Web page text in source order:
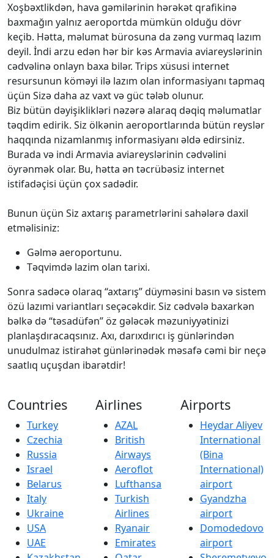
Xoşbəxtlikdən, hava gəmilərinin hərəkət qrafikinə
baxmağın yalnız aeroportda mümkün olduğu dövr
keçib. Hətta, məlumat bürosuna da zəng vurmaq lazım
deyil. İndi arzu edən hər bir kəs Armavia aviareyslərinin
cədvəlinə onlayn baxa bilər. Trips xüsusi internet
resursunun köməyi ilə lazım olan informasiyanı tapmaq
üçün Sizə daha az vaxt və güc tələb olunur.
Biz bütün dəyişiklikləri nəzərə alaraq dəqiq məlumatlar
təqdim edirik. Siz ölkənin aeroportlarında bütün reyslər
haqqında nizamlanmış informasiyanı əldə edirsiniz.
Burada və indi Armavia aviareyslərinin cədvəlini
öyrənmək olar. Bu, hətta ən təcrübəsiz internet
istifadəçisi üçün çox sadədir.
Bunun üçün Siz axtarış parametrlərini sahələrə daxil
etməlisiniz:
Gəlmə aeroportunu.
Təqvimdə lazim olan tarixi.
Sonra sadəcə olaraq “axtarış” düyməsini basın və sistem
özü lazımi variantları seçəcəkdir. Siz cədvələ baxarkən
bəlkə də “təsadüfən” öz gələcək məzuniyyətinizi
planlaşdıracaqsınız. Axı, darıxdırıcı iş günlərindən
unudulmaz istirahət günlərinədək məsafə cəmi bir neçə
saatlıq uçuşdan ibarətdir!
Countries
Turkey
Czechia
Russia
Israel
Belarus
Italy
Ukraine
USA
UAE
Airlines
AZAL
British
Airways
Aeroflot
Lufthansa
Turkish
Airlines
Ryanair
Emirates
Airports
Heydar Aliyev
International
(Bina
International)
airport
Gyandzha
airport
Domodedovo
airport